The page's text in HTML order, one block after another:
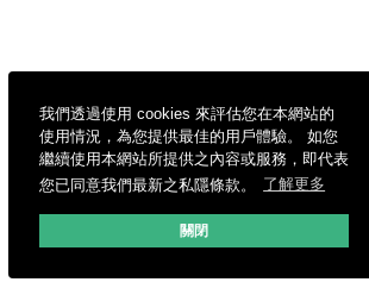
我們透過使用 cookies 來評估您在本網站的
使用情況，為您提供最佳的用戶體驗。 如您
繼續使用本網站所提供之內容或服務，即代表
您已同意我們最新之私隱條款。
了解更多
關閉